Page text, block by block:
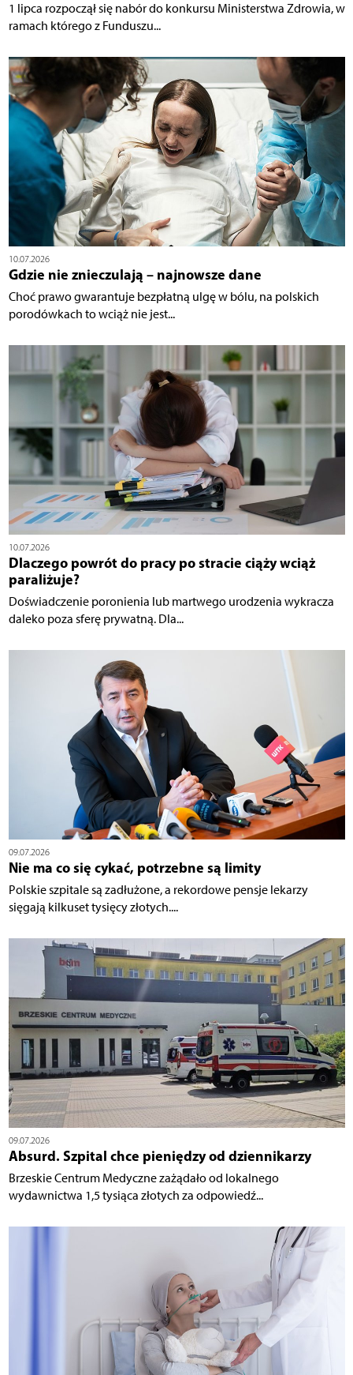
1 lipca rozpoczął się nabór do konkursu Ministerstwa Zdrowia, w
ramach którego z Funduszu...
10.07.2026
Gdzie nie znieczulają – najnowsze dane
Choć prawo gwarantuje bezpłatną ulgę w bólu, na polskich
porodówkach to wciąż nie jest...
10.07.2026
Dlaczego powrót do pracy po stracie ciąży wciąż
paraliżuje?
Doświadczenie poronienia lub martwego urodzenia wykracza
daleko poza sferę prywatną. Dla...
09.07.2026
Nie ma co się cykać, potrzebne są limity
Polskie szpitale są zadłużone, a rekordowe pensje lekarzy
sięgają kilkuset tysięcy złotych....
09.07.2026
Absurd. Szpital chce pieniędzy od dziennikarzy
Brzeskie Centrum Medyczne zażądało od lokalnego
wydawnictwa 1,5 tysiąca złotych za odpowiedź...